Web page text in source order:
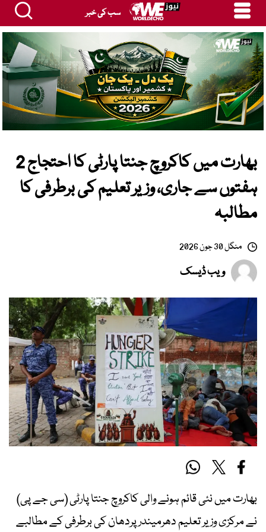
سب کی خبر
بھارت میں کاکروچ جنتا پارٹی کا احتجاج 2
ہفتوں سے جاری، وزیر تعلیم کی برطرفی کا
مطالبہ
منگل 30 جون 2026
ویب ڈیسک
بھارت میں نئی قائم ہونے والی کاکروچ جنتا پارٹی (سی جے پی)
نے مرکزی وزیر تعلیم دھرمیندر پردھان کی برطرفی کے مطالبے